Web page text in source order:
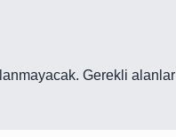
Gerekli alanlar